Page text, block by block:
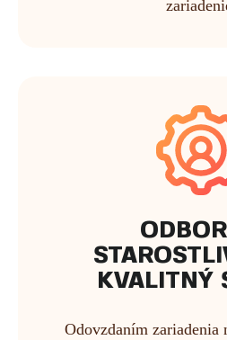
KVALITNÝ
Odovzdaním zariadenia